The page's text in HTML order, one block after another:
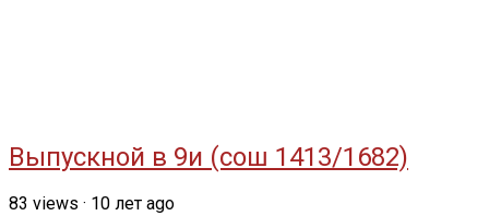
Выпускной в 9и (сош 1413/1682)
83 views · 10 лет ago